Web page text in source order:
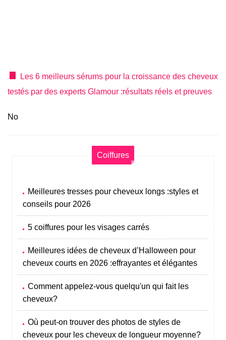
Les 6 meilleurs sérums pour la croissance des cheveux
testés par des experts Glamour :résultats réels et preuves
No
Coiffures
Meilleures tresses pour cheveux longs :styles et
conseils pour 2026
5 coiffures pour les visages carrés
Meilleures idées de cheveux d’Halloween pour
cheveux courts en 2026 :effrayantes et élégantes
Comment appelez-vous quelqu'un qui fait les
cheveux?
Où peut-on trouver des photos de styles de
cheveux pour les cheveux de longueur moyenne?